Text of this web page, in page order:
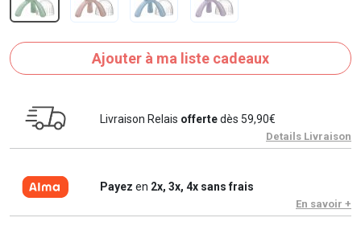
Ajouter à ma liste cadeaux
Livraison Relais offertedès 59,90€
Details Livraison
Payez en 2x, 3x, 4x sans frais
En savoir +